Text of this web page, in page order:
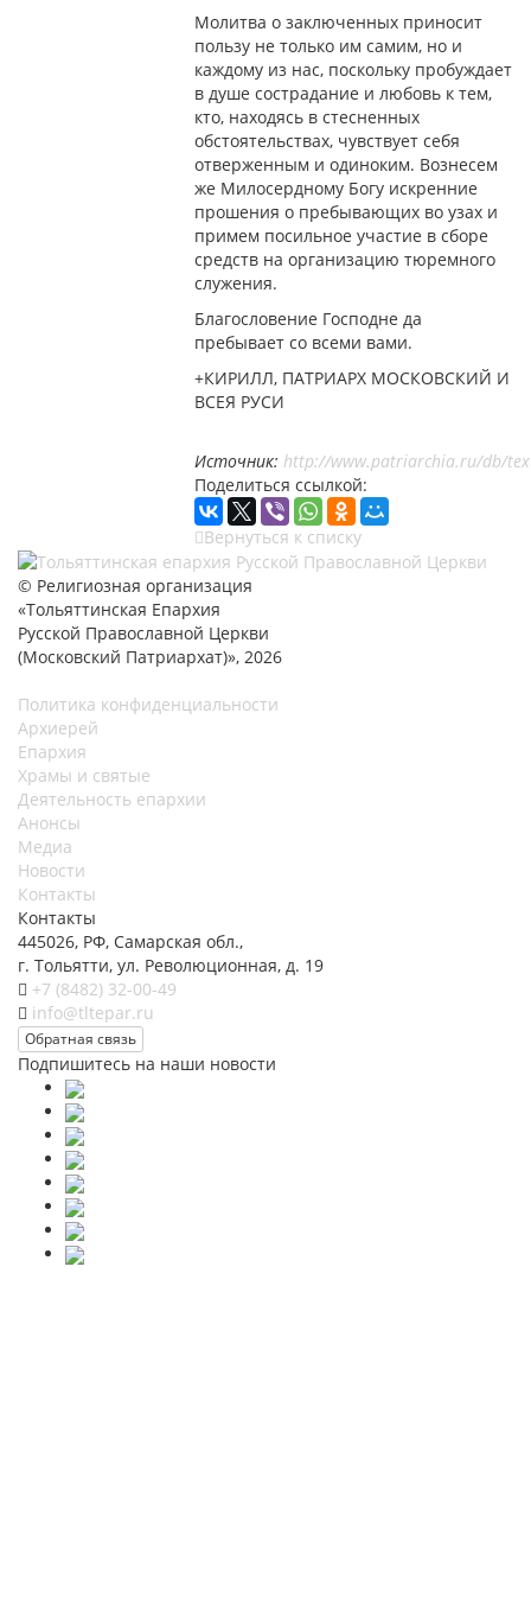
Молитва о заключенных приносит
пользу не только им самим, но и
каждому из нас, поскольку пробуждает
в душе сострадание и любовь к тем,
кто, находясь в стесненных
обстоятельствах, чувствует себя
отверженным и одиноким. Вознесем
же Милосердному Богу искренние
прошения о пребывающих во узах и
примем посильное участие в сборе
средств на организацию тюремного
служения.
Благословение Господне да
пребывает со всеми вами.
+КИРИЛЛ, ПАТРИАРХ МОСКОВСКИЙ И
ВСЕЯ РУСИ
Источник:http://www.patriarchia.ru/db/
Поделиться ссылкой:
Вернуться к списку
© Религиозная организация
«Тольяттинская Епархия
Русской Православной Церкви
(Московский Патриархат)», 2026
Политика конфиденциальности
Архиерей
Епархия
Храмы и святые
Деятельность епархии
Анонсы
Медиа
Новости
Контакты
Контакты
445026, РФ, Самарская обл.,
г. Тольятти, ул. Революционная, д. 19
+7 (8482) 32-00-49
info@tltepar.ru
Обратная связь
Подпишитесь на наши новости